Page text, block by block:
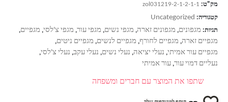
מק"ט: zol031219-2-1-2-1-1
קטגוריה: Uncategorized
תגיות: מגפונים, מגפונים זארה, מגפי נשים, מגפי עור, מגפי צ'לסי, מגפיים,
מגפיים זארה, מגפיים לחורף, מגפיים לנשים, מגפיים ניטים,
מגפיים עור אמיתי, נעלי יציאה, נעלי נשים, נעלי עקב, נעלי צ'לסי,
נעליים דמוי עור, עור אמיתי
שתפו את המוצר עם חברים ומשפחה